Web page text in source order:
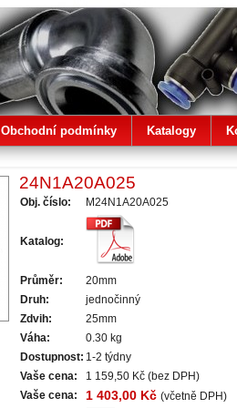
Katalogy
Obchodní podmínky
24N1A20A025
Obj. číslo: M24N1A20A025
Katalog:
Průměr:
20mm
Druh:
jednočinný
Zdvih:
25mm
Váha:
0.30 kg
Dostupnost: 1-2 týdny
Vaše cena:
1 159,50 Kč (bez DPH)
Vaše cena:
1 403,00 Kč (včetně DPH)